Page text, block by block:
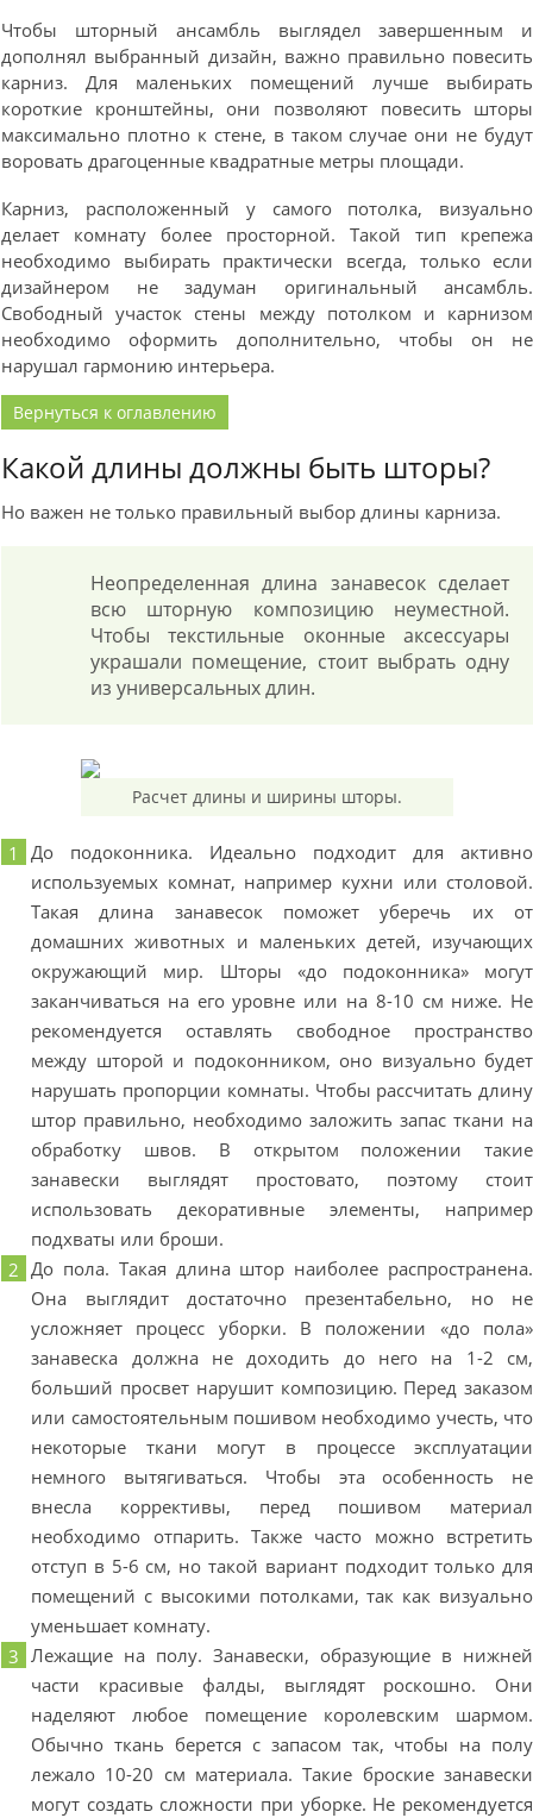
Чтобы шторный ансамбль выглядел завершенным и
дополнял выбранный дизайн, важно правильно повесить
карниз. Для маленьких помещений лучше выбирать
короткие кронштейны, они позволяют повесить шторы
максимально плотно к стене, в таком случае они не будут
воровать драгоценные квадратные метры площади.
Карниз, расположенный у самого потолка, визуально
делает комнату более просторной. Такой тип крепежа
необходимо выбирать практически всегда, только если
дизайнером не задуман оригинальный ансамбль.
Свободный участок стены между потолком и карнизом
необходимо оформить дополнительно, чтобы он не
нарушал гармонию интерьера.
Вернуться к оглавлению
Какой длины должны быть шторы?
Но важен не только правильный выбор длины карниза.
Неопределенная длина занавесок сделает
всю шторную композицию неуместной.
Чтобы текстильные оконные аксессуары
украшали помещение, стоит выбрать одну
из универсальных длин.
Расчет длины и ширины шторы.
До подоконника. Идеально подходит для активно
используемых комнат, например кухни или столовой.
Такая длина занавесок поможет уберечь их от
домашних животных и маленьких детей, изучающих
окружающий мир. Шторы «до подоконника» могут
заканчиваться на его уровне или на 8-10 см ниже. Не
рекомендуется оставлять свободное пространство
между шторой и подоконником, оно визуально будет
нарушать пропорции комнаты. Чтобы рассчитать длину
штор правильно, необходимо заложить запас ткани на
обработку швов. В открытом положении такие
занавески выглядят простовато, поэтому стоит
использовать декоративные элементы, например
подхваты или броши.
До пола. Такая длина штор наиболее распространена.
Она выглядит достаточно презентабельно, но не
усложняет процесс уборки. В положении «до пола»
занавеска должна не доходить до него на 1-2 см,
больший просвет нарушит композицию. Перед заказом
или самостоятельным пошивом необходимо учесть, что
некоторые ткани могут в процессе эксплуатации
немного вытягиваться. Чтобы эта особенность не
внесла коррективы, перед пошивом материал
необходимо отпарить. Также часто можно встретить
отступ в 5-6 см, но такой вариант подходит только для
помещений с высокими потолками, так как визуально
уменьшает комнату.
Лежащие на полу. Занавески, образующие в нижней
части красивые фалды, выглядят роскошно. Они
наделяют любое помещение королевским шармом.
Обычно ткань берется с запасом так, чтобы на полу
лежало 10-20 см материала. Такие броские занавески
могут создать сложности при уборке. Не рекомендуется